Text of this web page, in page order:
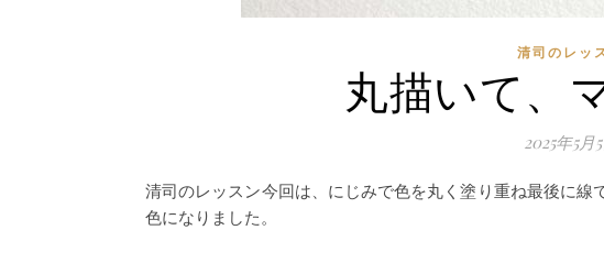
清司のレッ
丸描いて、
2025年5月
清司のレッスン今回は、にじみで色を丸く塗り重ね最後に
色になりました。